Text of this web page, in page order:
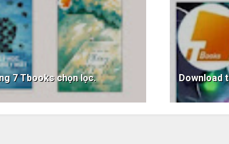
7 Tbooks chọn lọc. Download